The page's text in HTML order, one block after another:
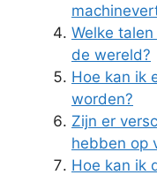
Welke
de wereld?
Hoe kan ik
worden?
Zijn er
hebben op
Hoe kan ik